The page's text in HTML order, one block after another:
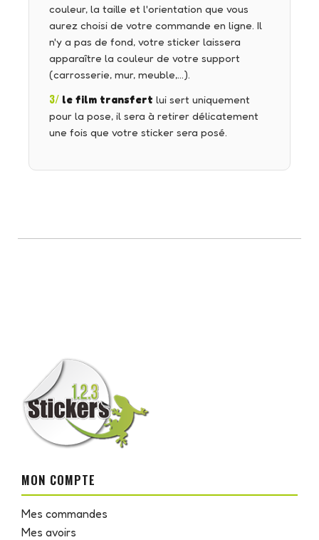
couleur, la taille et l'orientation que vous
aurez choisi de votre commande en ligne. Il
n'y a pas de fond, votre sticker laissera
apparaître la couleur de votre support
(carrosserie, mur, meuble,…).
3/ le film transfert lui sert uniquement
pour la pose, il sera à retirer délicatement
une fois que votre sticker sera posé.
MON COMPTE
Mes commandes
Mes avoirs